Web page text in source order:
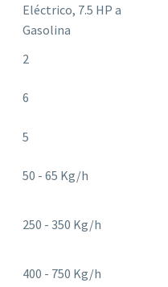
Eléctrico, 7.5 HP a
Gasolina
2
6
5
50 - 65 Kg/h
250 - 350 Kg/h
400 - 750 Kg/h